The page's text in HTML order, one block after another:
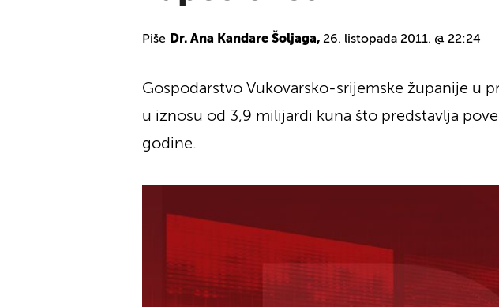
Piše Dr. Ana Kandare Šoljaga, 26. listopada 2011. @ 22:24
Gospodarstvo Vukovarsko-srijemske županije u
u iznosu od 3,9 milijardi kuna što predstavlja
godine.